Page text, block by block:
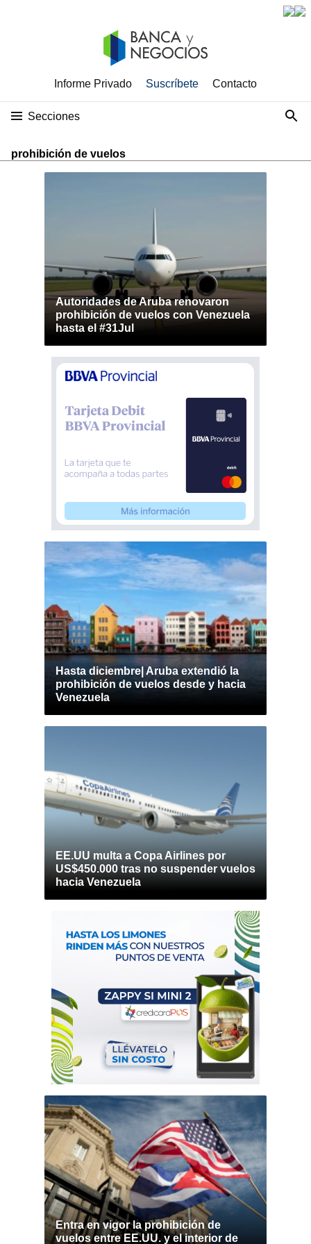
Informe Privado Suscríbete Contacto
Secciones
prohibición de vuelos
Autoridades de Aruba renovaron
prohibición de vuelos con Venezuela
hasta el #31Jul
Hasta diciembre| Aruba extendió la
prohibición de vuelos desde y hacia
Venezuela
EE.UU multa a Copa Airlines por
US$450.000 tras no suspender vuelos
hacia Venezuela
Entra en vigor la prohibición de
vuelos entre EE.UU. y el interior de